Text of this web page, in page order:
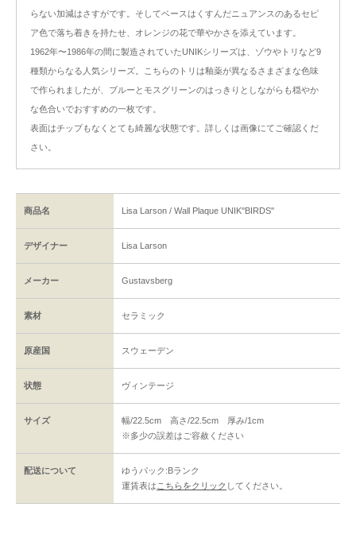
らない加減はさすがです。そしてベースはくすんだニュアンスのあるセピ
ア色で落ち着きを持たせ、オレンジの花で華やかさを添えています。
1962年〜1986年の間に製造されていたUNIKシリーズは、ゾウやトリなど9
種類からなる人気シリーズ。こちらのトリは釉薬が異なるさまざまな色味
で作られましたが、ブルーとモスグリーンのはっきりとしながらも穏やか
な色合いでおすすめの一枚です。
表面はチップもなくとても綺麗な状態です。詳しくは画像にてご確認くだ
さい。
商品名 Lisa Larson / Wall Plaque UNIK''BIRDS''
デザイナー Lisa Larson
メーカー Gustavsberg
素材 セラミック
原産国 スウェーデン
状態 ヴィンテージ
サイズ
幅/22.5cm 高さ/22.5cm 厚み/1cm
※多少の誤差はご容赦ください
配送について
ゆうパック:Bランク
運賃表は こちらをクリック してください。